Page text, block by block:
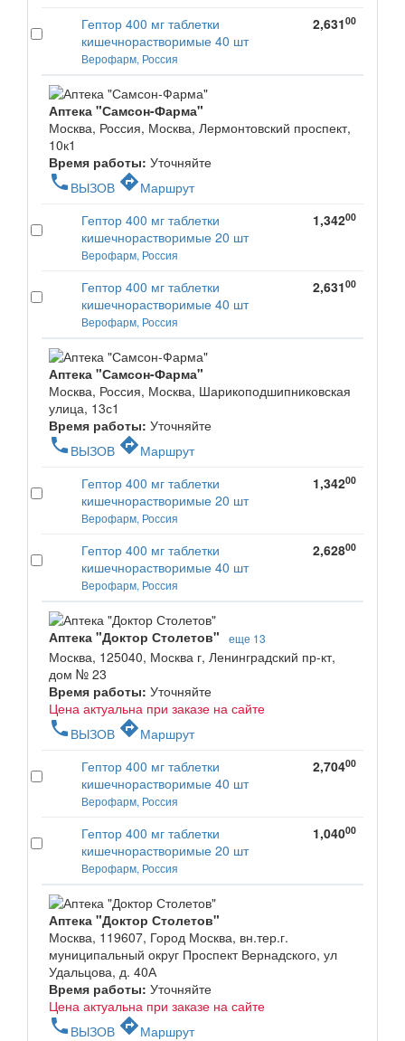
Гептор 400 мг таблетки
кишечнорастворимые 40 шт
Верофарм, Россия
2,63100
Аптека "Самсон-Фарма"
Москва, Россия, Москва, Лермонтовский проспект,
10к1
Время работы: Уточняйте
phone ВЫЗОВ directionsМаршрут
Гептор 400 мг таблетки
кишечнорастворимые 20 шт
Верофарм, Россия
1,34200
Гептор 400 мг таблетки
кишечнорастворимые 40 шт
Верофарм, Россия
2,63100
Аптека "Самсон-Фарма"
Москва, Россия, Москва, Шарикоподшипниковская
улица, 13с1
Время работы: Уточняйте
phone ВЫЗОВ directionsМаршрут
Гептор 400 мг таблетки
кишечнорастворимые 20 шт
Верофарм, Россия
1,34200
Гептор 400 мг таблетки
кишечнорастворимые 40 шт
Верофарм, Россия
2,62800
Аптека "Доктор Столетов" еще 13
Москва, 125040, Москва г, Ленинградский пр-кт,
дом № 23
Время работы: Уточняйте
Цена актуальна при заказе на сайте
phone ВЫЗОВ directionsМаршрут
Гептор 400 мг таблетки
кишечнорастворимые 40 шт
Верофарм, Россия
2,70400
Гептор 400 мг таблетки
кишечнорастворимые 20 шт
Верофарм, Россия
1,04000
Аптека "Доктор Столетов"
Москва, 119607, Город Москва, вн.тер.г.
муниципальный округ Проспект Вернадского, ул
Удальцова, д. 40А
Время работы: Уточняйте
Цена актуальна при заказе на сайте
phone ВЫЗОВ directionsМаршрут